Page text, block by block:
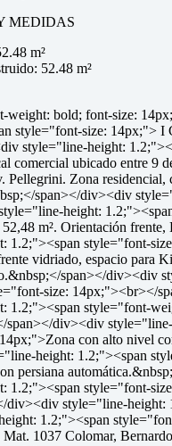
MEDIDAS
m²
52.48 m²
weight: bold; font-size:
style="font-size: 14px;"> I
style="line-height:
comercial ubicado entre 9
Pellegrini. Zona residencial,
span></div><div
height:
m². Orientación frente,
1.2;"><span style="font-
vidriado, espacio para
span></div><div
size: 14px;"><br></
1.2;"><span style="font-
span></div><div
con alto nivel
height: 1.2;"><span
persiana
1.2;"><span style="font-
div><div style="line-
1.2;"><span
1037 Colomar,